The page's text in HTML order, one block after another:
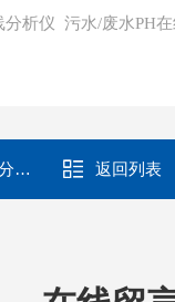
分析仪 污水/废水PH
返回列表